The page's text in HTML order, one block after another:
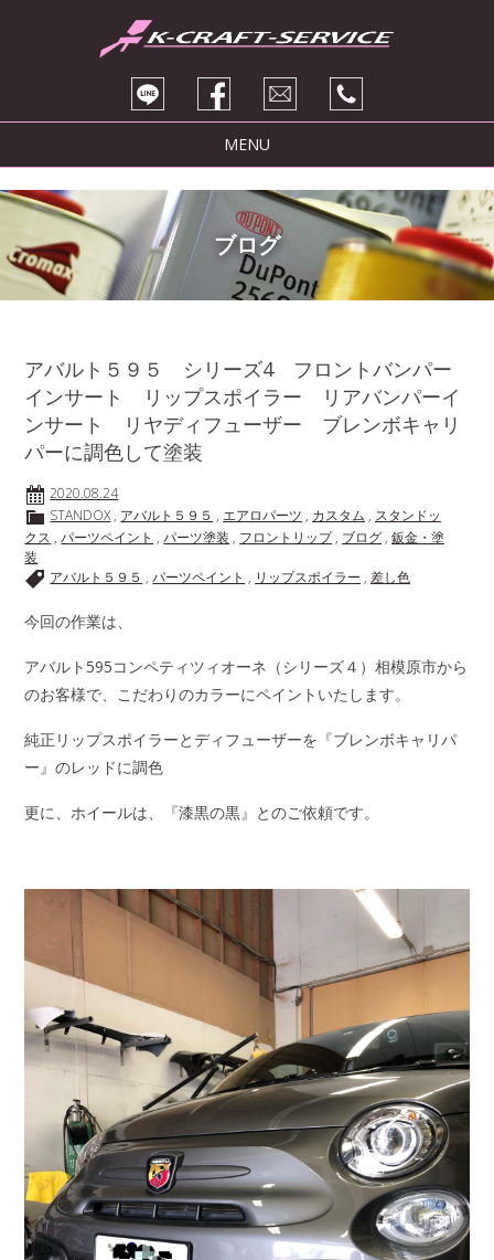
MENU
トピックス
サービス紹介
ブログ
会社紹介
お問い合わせ
ブログ
アバルト５９５ シリーズ4 フロントバンパー
インサート リップスポイラー リアバンパーイ
ンサート リヤディフューザー ブレンボキャリ
パーに調色して塗装
2020.08.24
STANDOX, アバルト５９５ , エアロパーツ , カスタム , スタンドッ
クス ,パーツペイント ,パーツ塗装 , フロントリップ, ブログ , 鈑金・塗
装
アバルト５９５ ,パーツペイント , リップスポイラー ,差し色
今回の作業は、
アバルト595コンペティツィオーネ（シリーズ４）相模原市から
のお客様で、こだわりのカラーにペイントいたします。
純正リップスポイラーとディフューザーを『ブレンボキャリパ
ー』のレッドに調色
更に、ホイールは、『漆黒の黒』とのご依頼です。